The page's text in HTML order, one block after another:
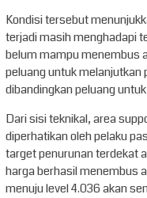
Kondisi tersebut
terjadi masih menghadapi
belum mampu menembus
peluang untuk
dibandingkan peluang
Dari sisi teknikal, area
diperhatikan oleh pelaku
target penurunan terdekat
harga berhasil menembus
menuju level 4.036 akan